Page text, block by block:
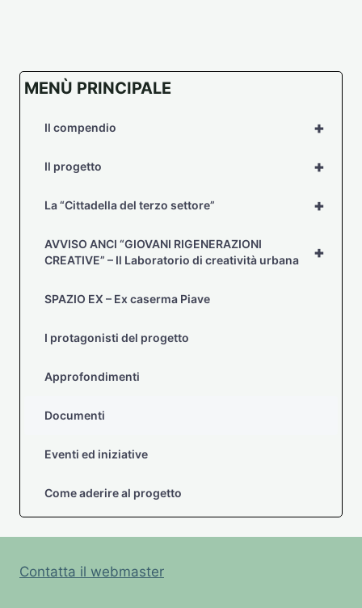
MENÙ PRINCIPALE
+
Il compendio
+
Il progetto
+
La “Cittadella del terzo settore”
+
AVVISO ANCI “GIOVANI RIGENERAZIONI
CREATIVE” – Il Laboratorio di creatività urbana
SPAZIO EX – Ex caserma Piave
I protagonisti del progetto
Approfondimenti
Documenti
Eventi ed iniziative
Come aderire al progetto
Contatta il webmaster